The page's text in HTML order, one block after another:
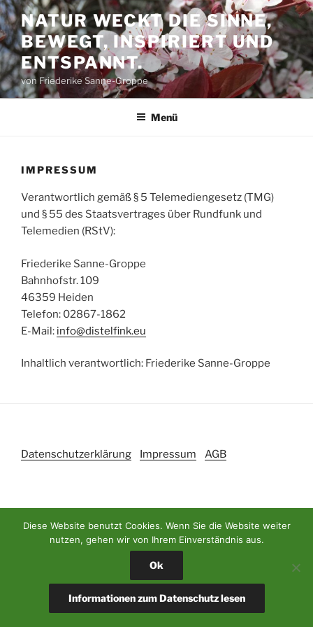
Zum
Inhalt
springen
NATUR WECKT DIE SINNE,
BEWEGT, INSPIRIERT UND
ENTSPANNT.
von Friederike Sanne-Groppe
Menü
IMPRESSUM
Verantwortlich gemäß § 5 Telemediengesetz (TMG)
und § 55 des Staatsvertrages über Rundfunk und
Telemedien (RStV):
Friederike Sanne-Groppe
Bahnhofstr. 109
46359 Heiden
Telefon: 02867-1862
E-Mail: info@distelfink.eu
Inhaltlich verantwortlich: Friederike Sanne-Groppe
Datenschutzerklärung Impressum AGB
Stolz präsentiert von WordPress
Diese Website benutzt Cookies. Wenn Sie die Website weiter
nutzen, gehen wir von Ihrem Einverständnis aus.
Ok
Informationen zum Datenschutz lesen